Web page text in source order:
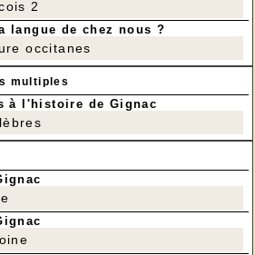
2
langue de chez nous ?
occitanes
multiples
à l'histoire de Gignac